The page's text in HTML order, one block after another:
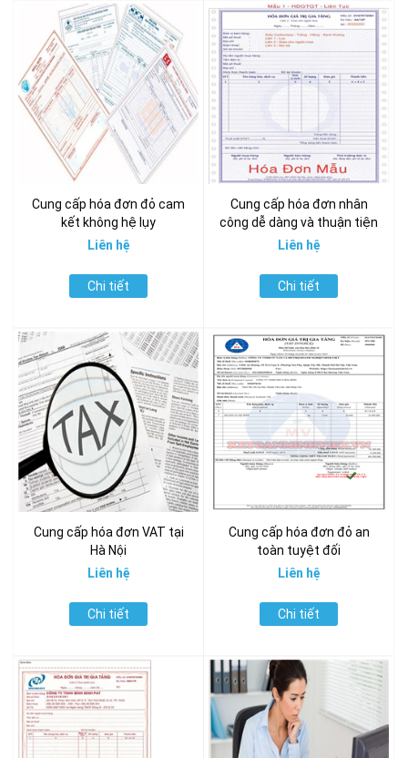
Cung cấp hóa đơn đỏ cam
kết không hệ lụy
Liên hệ
Chi tiết
Cung cấp hóa đơn nhân
công dễ dàng và thuận tiện
Liên hệ
Chi tiết
Cung cấp hóa đơn VAT tại
Hà Nội
Liên hệ
Chi tiết
Cung cấp hóa đơn đỏ an
toàn tuyệt đối
Liên hệ
Chi tiết